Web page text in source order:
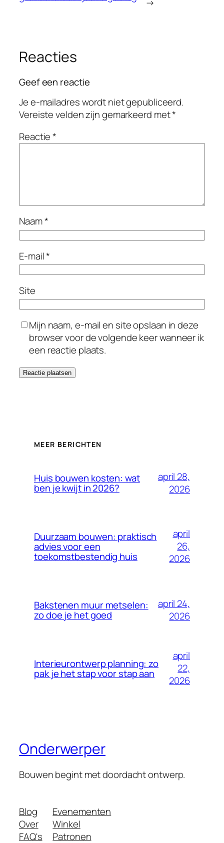
→
Reacties
Geef een reactie
Je e-mailadres wordt niet gepubliceerd.
Vereiste velden zijn gemarkeerd met*
Reactie*
Naam*
E-mail*
Site
Mijn naam, e-mail en site opslaan in deze
browser voor de volgende keer wanneer ik
een reactie plaats.
MEER BERICHTEN
Huis bouwen kosten: wat
ben je kwijt in 2026?
april 28,
2026
Duurzaam bouwen: praktisch
advies voor een
toekomstbestendig huis
april
26,
2026
Bakstenen muur metselen:
zo doe je het goed
april 24,
2026
Interieurontwerp planning: zo
pak je het stap voor stap aan
april
22,
2026
Onderwerper
Bouwen begint met doordacht ontwerp.
Blog
Over
FAQ's
Evenementen
Winkel
Patronen